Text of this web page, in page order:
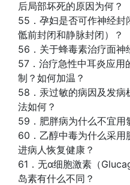
后局部坏死的原因为何？
55．孕妇是否可作神经封
骶前封闭和静脉封闭）？
56．关于蜂毒素治疗面神
57．治疗急性中耳炎应用
制？如何加温？
58．汞过敏的病因及发病
法如何？
59．肥胖病为什么不宜用
60．乙醇中毒为什么采用
进病人恢复健康？
61．无α细胞激素（
岛素有什么不同？